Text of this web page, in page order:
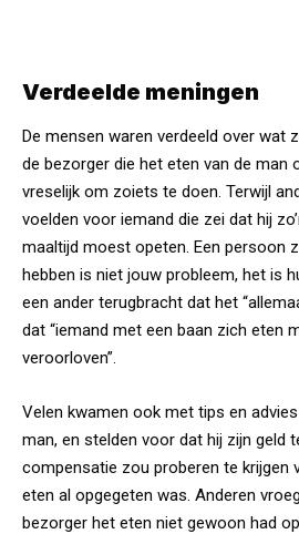
Verdeelde meningen
De mensen waren verdeeld over wat
de bezorger die het eten van de man
vreselijk om zoiets te doen. Terwijl
voelden voor iemand die zei dat hij
maaltijd moest opeten. Een persoon
hebben is niet jouw probleem, het is
een ander terugbracht dat het
dat “iemand met een baan zich eten
veroorloven”.
Velen kwamen ook met tips en
man, en stelden voor dat hij zijn geld
compensatie zou proberen te krijgen
eten al opgegeten was. Anderen
bezorger het eten niet gewoon had